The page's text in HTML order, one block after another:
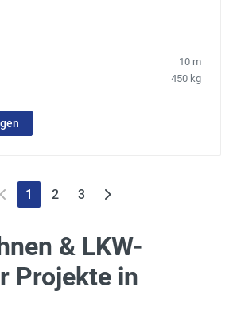
10 m
450 kg
1 2 3
& LKW-
Projekte in